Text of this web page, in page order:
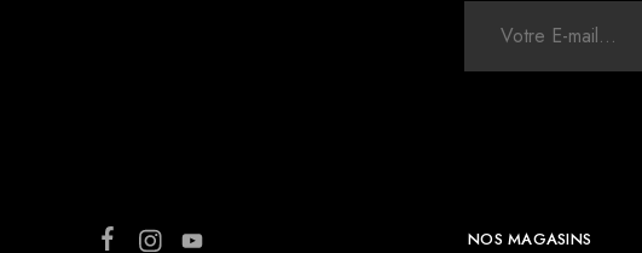
NOS MAGASINS